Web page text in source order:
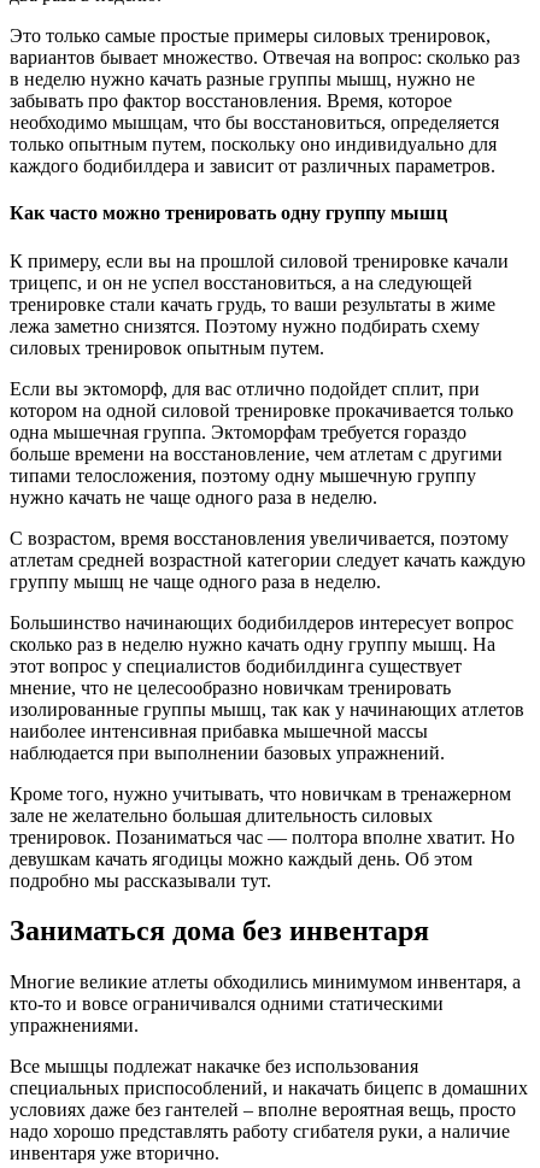
Это только самые простые примеры силовых тренировок,
вариантов бывает множество. Отвечая на вопрос: сколько раз
в неделю нужно качать разные группы мышц, нужно не
забывать про фактор восстановления. Время, которое
необходимо мышцам, что бы восстановиться, определяется
только опытным путем, поскольку оно индивидуально для
каждого бодибилдера и зависит от различных параметров.
Как часто можно тренировать одну группу мышц
К примеру, если вы на прошлой силовой тренировке качали
трицепс, и он не успел восстановиться, а на следующей
тренировке стали качать грудь, то ваши результаты в жиме
лежа заметно снизятся. Поэтому нужно подбирать схему
силовых тренировок опытным путем.
Если вы эктоморф, для вас отлично подойдет сплит, при
котором на одной силовой тренировке прокачивается только
одна мышечная группа. Эктоморфам требуется гораздо
больше времени на восстановление, чем атлетам с другими
типами телосложения, поэтому одну мышечную группу
нужно качать не чаще одного раза в неделю.
С возрастом, время восстановления увеличивается, поэтому
атлетам средней возрастной категории следует качать каждую
группу мышц не чаще одного раза в неделю.
Большинство начинающих бодибилдеров интересует вопрос
сколько раз в неделю нужно качать одну группу мышц. На
этот вопрос у специалистов бодибилдинга существует
мнение, что не целесообразно новичкам тренировать
изолированные группы мышц, так как у начинающих атлетов
наиболее интенсивная прибавка мышечной массы
наблюдается при выполнении базовых упражнений.
Кроме того, нужно учитывать, что новичкам в тренажерном
зале не желательно большая длительность силовых
тренировок. Позаниматься час — полтора вполне хватит. Но
девушкам качать ягодицы можно каждый день. Об этом
подробно мы рассказывали тут.
Заниматься дома без инвентаря
Многие великие атлеты обходились минимумом инвентаря, а
кто-то и вовсе ограничивался одними статическими
упражнениями.
Все мышцы подлежат накачке без использования
специальных приспособлений, и накачать бицепс в домашних
условиях даже без гантелей – вполне вероятная вещь, просто
надо хорошо представлять работу сгибателя руки, а наличие
инвентаря уже вторично.